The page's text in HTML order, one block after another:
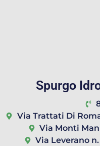
Spurgo
Via Trattati Di
Via Monti
Via Leverano n.